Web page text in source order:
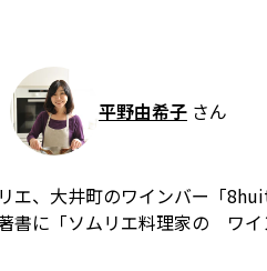
平野由希子 さん
エ、大井町のワインバー「
書に「ソムリエ料理家の ワイ